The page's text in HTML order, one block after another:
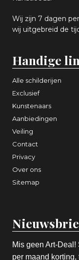
Wij zijn 7 dagen
wij uitgebreid de
Handige
Alle schilderijen
Exclusief
Kunstenaars
Aanbiedingen
Veiling
Contact
Privacy
Over ons
Sitemap
Mis geen Art-
per maand